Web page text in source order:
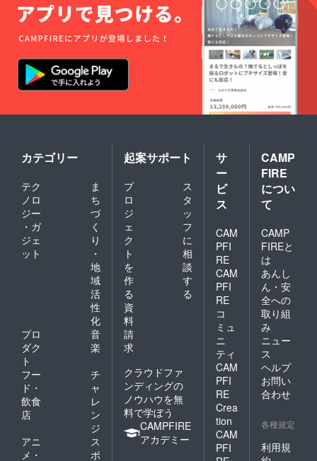
カテゴリー
テク
ノロ
ジー
・ガ
ジェ
ット
ま
ち
づ
く
り
・
地
域
活
性
化
プロ
ダク
ト
音
楽
フー
ド・
飲食
店
チ
ャ
レ
ン
ジ
アニ
メ・
ス
ポ
起案サポート
プ
ロ
ジ
ェ
ク
ト
を
作
る
ス
タ
ッ
フ
に
相
談
す
る
資
料
請
求
クラウドファ
ンディングの
ノウハウを無
料で学ぼう
CAMPFIRE
アカデミー
サ
ー
ビ
ス
CAM
PFI
RE
CAM
PFI
RE
コ
ミュ
ニ
ティ
CAM
PFI
RE
Crea
tion
CAM
PFI
CAMP
FIRE
につい
て
CAMP
FIREと
は
あんし
ん・安
全への
取り組
み
ニュー
ス
ヘルプ
お問い
合わせ
各種規定
利用規